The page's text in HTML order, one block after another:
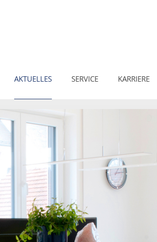
AKTUELLES SERVICE KARRIERE